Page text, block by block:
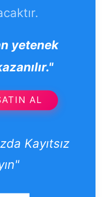
yetenek
AL
Kayıtsız